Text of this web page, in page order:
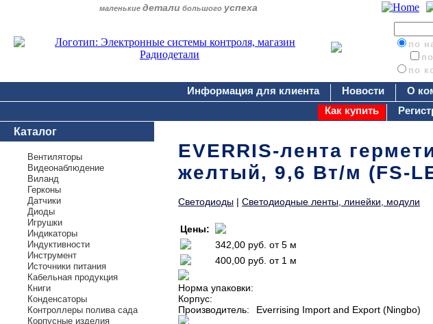
маленькие детали большого успеха
по
по
Информация для клиента Новости О
Как купить
Каталог
Вентиляторы
Видеонаблюдение
Виланд
Герконы
Датчики
Диоды
Игрушки
Индикаторы
Индуктивности
Инструмент
Источники питания
Кабельная продукция
Книги
Конденсаторы
Контроллеры полива сада
Корпусные изделия
EVERRIS-лента
желтый, 9,6 Вт/м (FS-
Светодиоды | Светодиодные ленты, линейки, модули
Цены:
342,00 руб. от 5 м
400,00 руб. от 1 м
Норма упаковки:
Корпус:
Производитель:
Everrising Import and Export (Ningbo)